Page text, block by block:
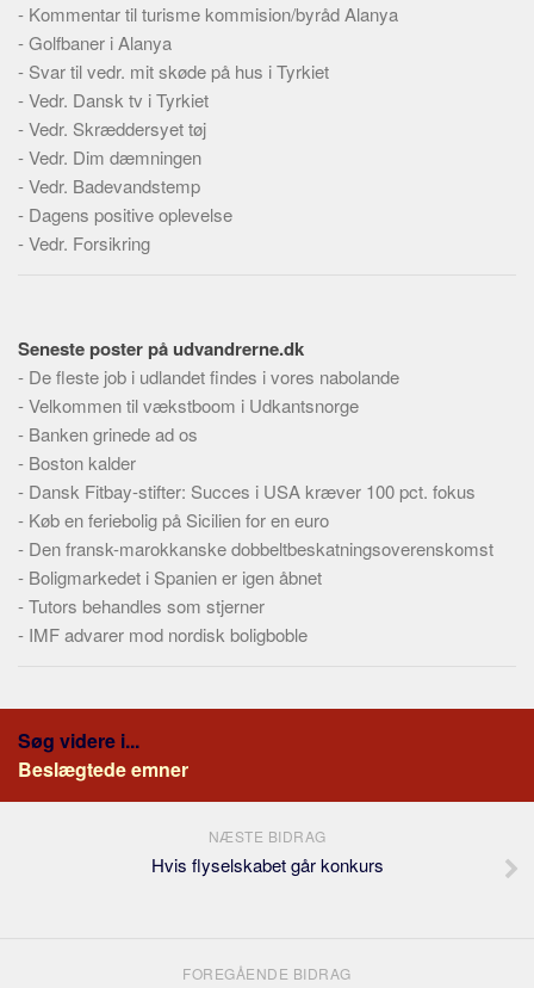
Statistik
Praktisk
Alle
Meta
Dokumenttyper
Emner
Skribenter
Kilder
Om
Webstedet
Forhistorien
Redigering
Bannere
Hjælp
- Kommentar til turisme kommision/byråd Alanya
-Golfbaner i Alanya
- Svar til vedr. mit skøde på hus i Tyrkiet
-Vedr. Dansk tv i Tyrkiet
-Vedr. Skræddersyet tøj
-Vedr. Dim dæmningen
-Vedr. Badevandstemp
- Dagens positive oplevelse
-Vedr. Forsikring
Seneste poster på udvandrerne.dk
- De fleste job i udlandet findes i vores nabolande
-Velkommen til vækstboom i Udkantsnorge
- Banken grinede ad os
- Boston kalder
- Dansk Fitbay-stifter: Succes i USA kræver 100 pct. fokus
- Køb en feriebolig på Sicilien for en euro
- Den fransk-marokkanske dobbeltbeskatningsoverenskomst
- Boligmarkedet i Spanien er igen åbnet
-Tutors behandles som stjerner
- IMF advarer mod nordisk boligboble
Søg videre i...
Beslægtede emner
NÆSTE BIDRAG
Hvis flyselskabet går konkurs
FOREGÅENDE BIDRAG